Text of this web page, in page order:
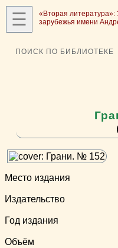
☰
«Вторая
зарубежья имени
ПОИСК ПО БИБЛИОТЕКЕ
Место издания
Издательство
Год издания
Объём